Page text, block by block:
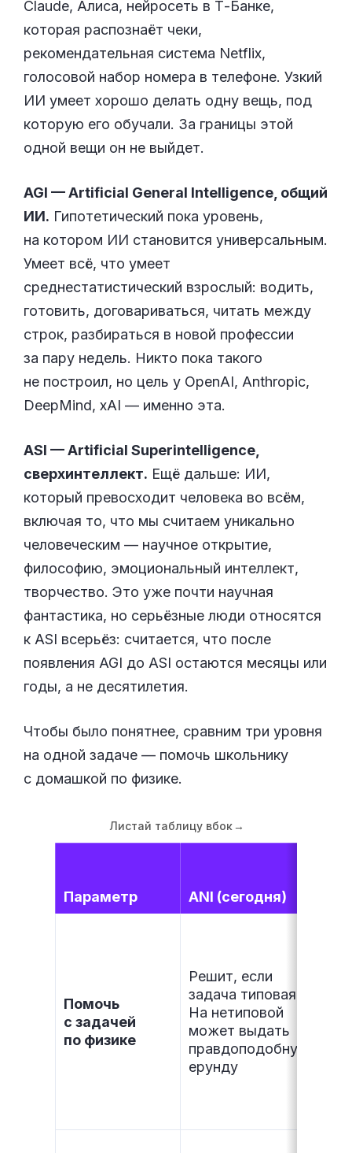
Claude, Алиса, нейросеть в Т-Банке,
которая распознаёт чеки,
рекомендательная система Netflix,
голосовой набор номера в телефоне. Узкий
ИИ умеет хорошо делать одну вещь, под
которую его обучали. За границы этой
одной вещи он не выйдет.
AGI — Artificial General Intelligence, общий
ИИ. Гипотетический пока уровень,
на котором ИИ становится универсальным.
Умеет всё, что умеет
среднестатистический взрослый: водить,
готовить, договариваться, читать между
строк, разбираться в новой профессии
за пару недель. Никто пока такого
не построил, но цель у OpenAI, Anthropic,
DeepMind, xAI — именно эта.
ASI — Artificial Superintelligence,
сверхинтеллект. Ещё дальше: ИИ,
который превосходит человека во всём,
включая то, что мы считаем уникально
человеческим — научное открытие,
философию, эмоциональный интеллект,
творчество. Это уже почти научная
фантастика, но серьёзные люди относятся
к ASI всерьёз: считается, что после
появления AGI до ASI остаются месяцы или
годы, а не десятилетия.
Чтобы было понятнее, сравним три уровня
на одной задаче — помочь школьнику
с домашкой по физике.
Листай таблицу вбок→
Параметр ANI (сегодня)
Помочь
с задачей
по физике
Решит, если
задача типовая.
На нетиповой
может выдать
правдоподобную
ерунду